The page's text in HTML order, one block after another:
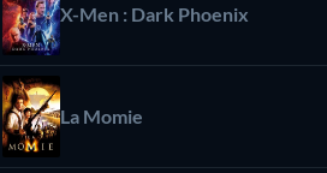
X-Men : Dark Phoenix
La Momie